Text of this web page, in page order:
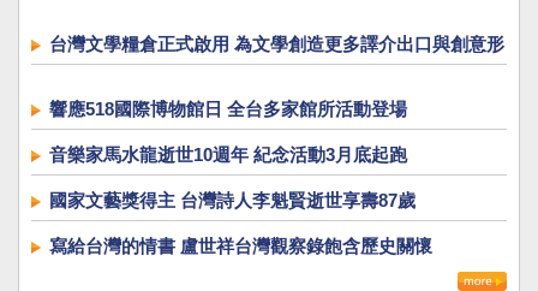
台灣文學糧倉正式啟用 為文學創造更多譯介出口與創意形
式
響應518國際博物館日 全台多家館所活動登場
音樂家馬水龍逝世10週年 紀念活動3月底起跑
國家文藝獎得主 台灣詩人李魁賢逝世享壽87歲
寫給台灣的情書 盧世祥台灣觀察錄飽含歷史關懷